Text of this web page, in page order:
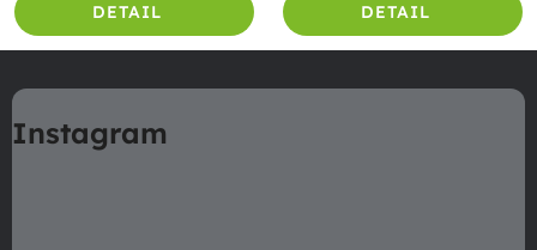
DETAIL DETAIL
á
pInstagram